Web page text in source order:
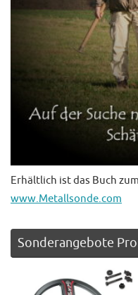
Erhältlich ist das Buch
www.Metallsonde.com
Sonderangebote